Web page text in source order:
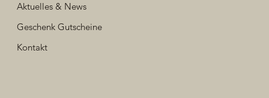
Aktuelles & News
Geschenk Gutscheine
Kontakt